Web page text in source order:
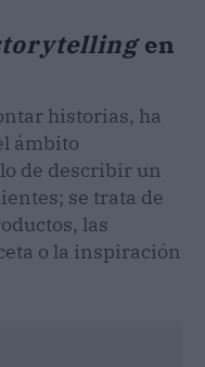
en
historias, ha
ámbito
de describir un
se trata de
las
o la inspiración